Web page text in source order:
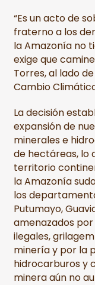
“Es un acto de
fraterno a los
la Amazonía no
exige que
Torres, al lado
Cambio
La decisión
expansión de
minerales e
de hectáreas, lo
territorio
la Amazonía
los
Putumayo,
amenazados
ilegales,
minería y por la
hidrocarburos y
minera aún no